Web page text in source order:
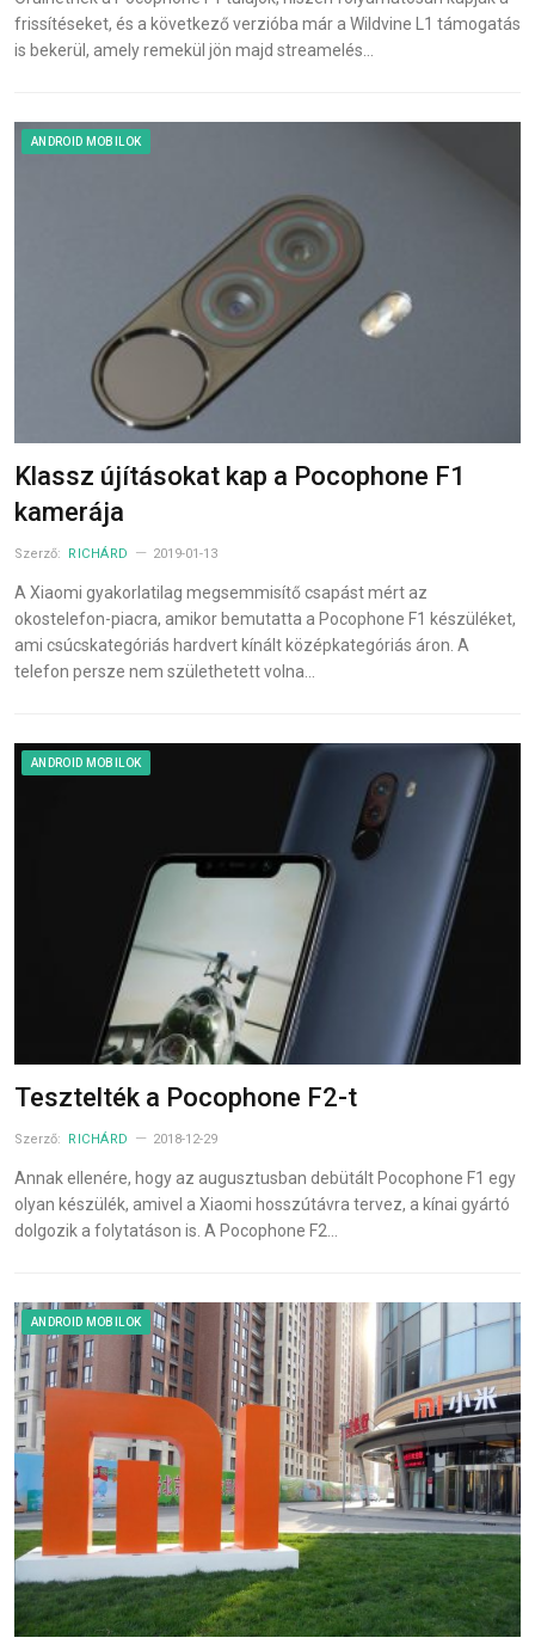
frissítéseket, és a következő verzióba már a Wildvine L1 támogatás
is bekerül, amely remekül jön majd streamelés…
ANDROID MOBILOK
Klassz újításokat kap a Pocophone F1
kamerája
Szerző: RICHÁRD 2019-01-13
A Xiaomi gyakorlatilag megsemmisítő csapást mért az
okostelefon-piacra, amikor bemutatta a Pocophone F1 készüléket,
ami csúcskategóriás hardvert kínált középkategóriás áron. A
telefon persze nem születhetett volna…
ANDROID MOBILOK
Tesztelték a Pocophone F2-t
Szerző: RICHÁRD 2018-12-29
Annak ellenére, hogy az augusztusban debütált Pocophone F1 egy
olyan készülék, amivel a Xiaomi hosszútávra tervez, a kínai gyártó
dolgozik a folytatáson is. A Pocophone F2…
ANDROID MOBILOK